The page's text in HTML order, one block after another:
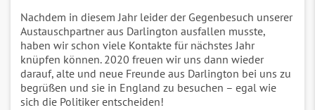
Nachdem in diesem Jahr leider der Gegenbesuch unserer
Austauschpartner aus Darlington ausfallen musste,
haben wir schon viele Kontakte für nächstes Jahr
knüpfen können. 2020 freuen wir uns dann wieder
darauf, alte und neue Freunde aus Darlington bei uns zu
begrüßen und sie in England zu besuchen – egal wie
sich die Politiker entscheiden!